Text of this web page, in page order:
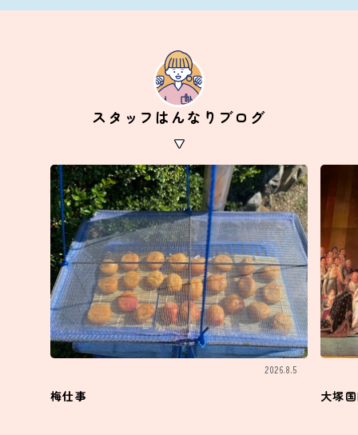
スタッフはんなりブログ
2026.8.5
梅仕事 大塚